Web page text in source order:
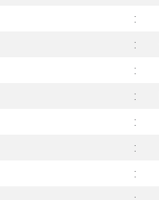
:
:
:
:
:
:
: